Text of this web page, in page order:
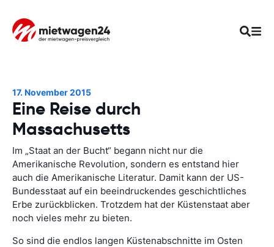
17. November 2015
Eine Reise durch
Massachusetts
Im „Staat an der Bucht“ begann nicht nur die
Amerikanische Revolution, sondern es entstand hier
auch die Amerikanische Literatur. Damit kann der US-
Bundesstaat auf ein beeindruckendes geschichtliches
Erbe zurückblicken. Trotzdem hat der Küstenstaat aber
noch vieles mehr zu bieten.
So sind die endlos langen Küstenabschnitte im Osten